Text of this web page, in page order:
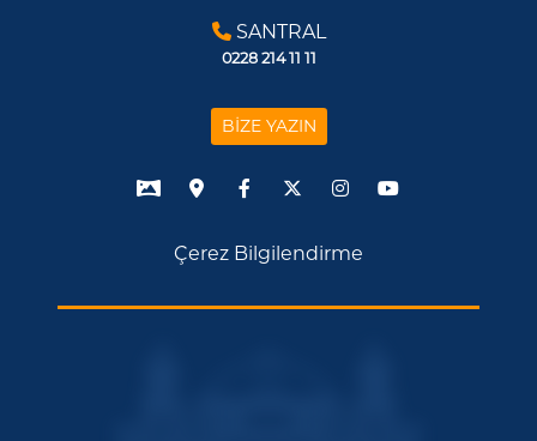
SANTRAL
0228 214 11 11
BİZE YAZIN
Çerez Bilgilendirme